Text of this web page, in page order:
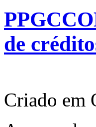
de
Criado em